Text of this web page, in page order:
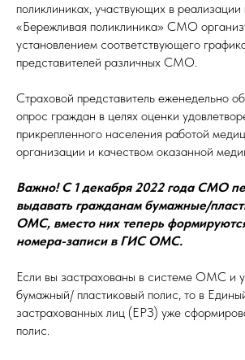
поликлиниках, участвующих в реализации
«Бережливая поликлиника» СМО
установлением соответствующего
представителей различных СМО.
Страховой представитель еженедельно
опрос граждан в целях оценки
прикрепленного населения работой
организации и качеством оказанной
Важно! С 1 декабря 2022 года СМО
выдавать гражданам бумажные/
ОМС, вместо них теперь
номера-записи в ГИС ОМС.
Если вы застрахованы в системе ОМС и
бумажный/ пластиковый полис, то в
застрахованных лиц (ЕРЗ) уже
полис.